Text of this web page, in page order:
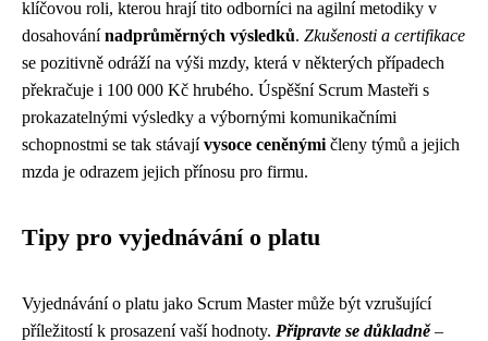
klíčovou roli, kterou hrají tito odborníci na agilní metodiky v
dosahovánínadprůměrných výsledků. Zkušenosti a certifikace
se pozitivně odráží na výši mzdy, která v některých případech
překračuje i 100 000 Kč hrubého. Úspěšní Scrum Masteři s
prokazatelnými výsledky a výbornými komunikačními
schopnostmi se tak stávajívysoce ceněnými členy týmů a jejich
mzda je odrazem jejich přínosu pro firmu.
Tipy pro vyjednávání o platu
Vyjednávání o platu jako Scrum Master může být vzrušující
příležitostí k prosazení vaší hodnoty. Připravte se důkladně–